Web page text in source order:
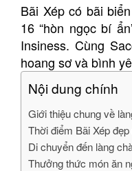
Bãi Xép có bãi
16 “hòn ngọc bí
Insiness. Cùng
hoang sơ và bình
Nội dung chính
Giới thiệu chung về
Thời điểm Bãi Xép đẹp
Di chuyển đến làng
Thưởng thức món ăn